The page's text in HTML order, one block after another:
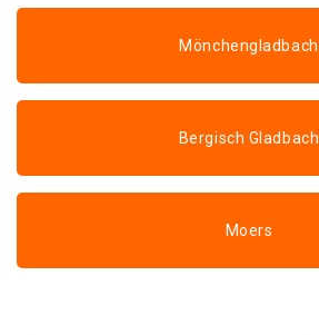
Mönchengladbach
Bergisch Gladbach
Moers